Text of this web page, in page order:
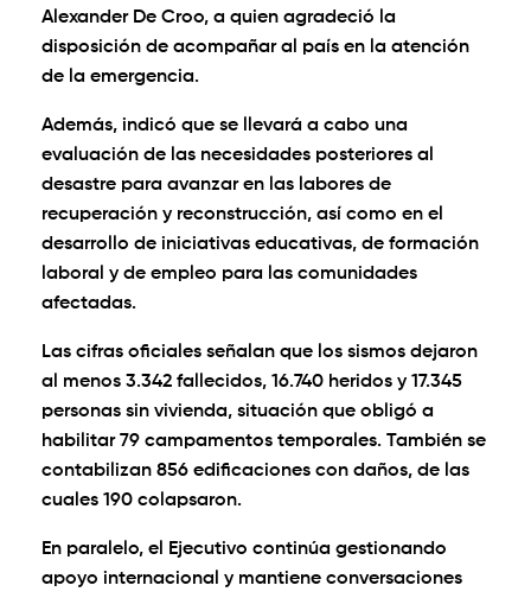
Alexander De Croo, a quien agradeció la
disposición de acompañar al país en la atención
de la emergencia.
Además, indicó que se llevará a cabo una
evaluación de las necesidades posteriores al
desastre para avanzar en las labores de
recuperación y reconstrucción, así como en el
desarrollo de iniciativas educativas, de formación
laboral y de empleo para las comunidades
afectadas.
Las cifras oficiales señalan que los sismos dejaron
al menos 3.342 fallecidos, 16.740 heridos y 17.345
personas sin vivienda, situación que obligó a
habilitar 79 campamentos temporales. También se
contabilizan 856 edificaciones con daños, de las
cuales 190 colapsaron.
En paralelo, el Ejecutivo continúa gestionando
apoyo internacional y mantiene conversaciones